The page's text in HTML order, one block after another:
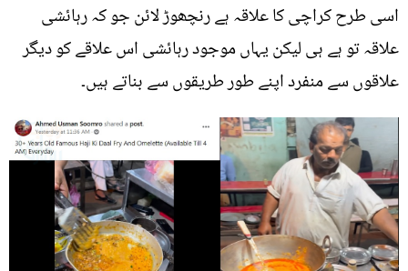
اسی طرح کراچی کا علاقہ ہے رنچھوڑ لائن جو کہ رہائشی
علاقہ تو ہے ہی لیکن یہاں موجود رہائشی اس علاقے کو دیگر
علاقوں سے منفرد اپنے طور طریقوں سے بناتے ہیں۔